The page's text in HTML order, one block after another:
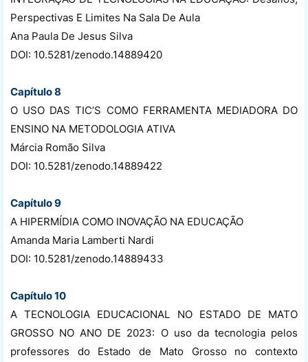
Perspectivas E Limites Na Sala De Aula
Ana Paula De Jesus Silva
DOI: 10.5281/zenodo.14889420
Capítulo 8
O USO DAS TIC’S COMO FERRAMENTA MEDIADORA DO
ENSINO NA METODOLOGIA ATIVA
Márcia Romão Silva
DOI: 10.5281/zenodo.14889422
Capítulo 9
A HIPERMÍDIA COMO INOVAÇÃO NA EDUCAÇÃO
Amanda Maria Lamberti Nardi
DOI: 10.5281/zenodo.14889433
Capítulo 10
A TECNOLOGIA EDUCACIONAL NO ESTADO DE MATO
GROSSO NO ANO DE 2023: O uso da tecnologia pelos
professores do Estado de Mato Grosso no contexto